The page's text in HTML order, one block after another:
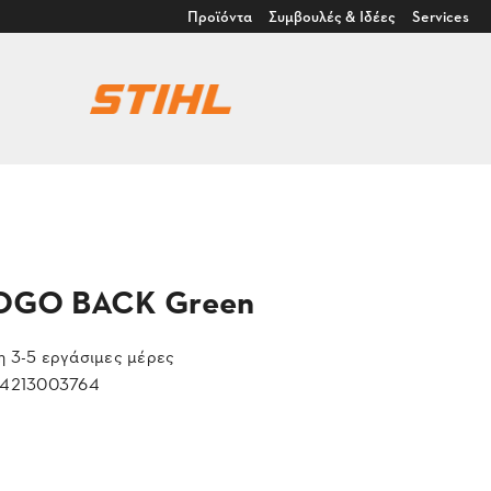
Προϊόντα Συμβουλές & Ιδέες Services
BACK Green
5 εργάσιμες μέρες